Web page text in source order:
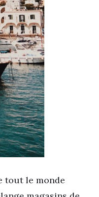
tout le monde